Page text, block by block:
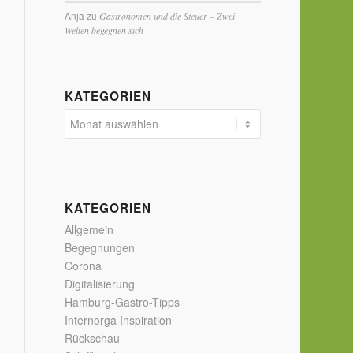
Anja zuGastronomen und die Steuer – Zwei
Welten begegnen sich
KATEGORIEN
KATEGORIEN
Allgemein
Begegnungen
Corona
Digitalisierung
Hamburg-Gastro-Tipps
Internorga Inspiration
Rückschau